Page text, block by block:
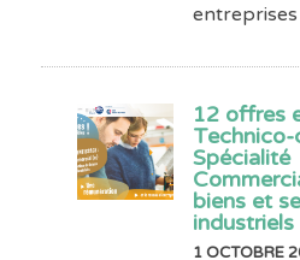
entreprises
12 offres
Spécialité
biens et
industriels
1 OCTOBRE